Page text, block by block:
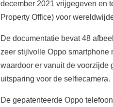
december 2021 vrijgegeven en
Property Office) voor
De documentatie bevat 48
zeer stijlvolle Oppo smartphone
waardoor er vanuit de voorzijde
uitsparing voor de selfiecamera.
De gepatenteerde Oppo